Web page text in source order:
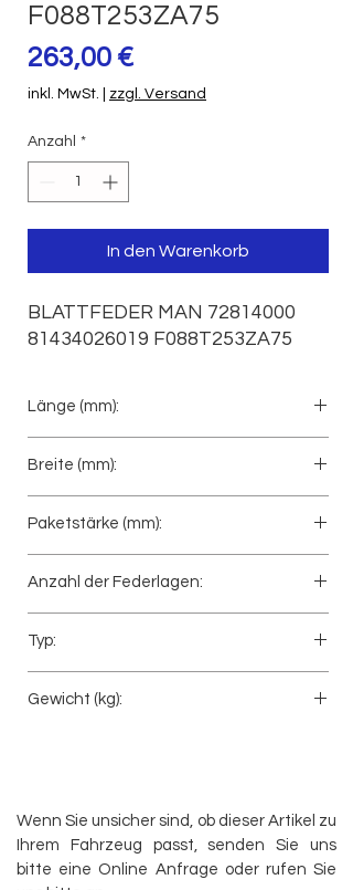
F088T253ZA75
263,00 €Preis
inkl. MwSt. zzgl. Versand
Anzahl *
In den Warenkorb
BLATTFEDER MAN 72814000
81434026019 F088T253ZA75
Länge (mm):
Breite (mm):
Paketstärke (mm):
Anzahl der Federlagen:
Typ:
Gewicht (kg):
Wenn Sie unsicher sind, ob dieser Artikel zu
Ihrem Fahrzeug passt, senden Sie uns
bitte eine Online Anfrage oder rufen Sie